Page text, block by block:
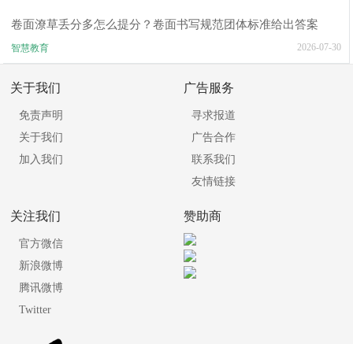
卷面潦草丢分多怎么提分？卷面书写规范团体标准给出答案
智慧教育 2026-07-30
关于我们
免责声明
关于我们
加入我们
广告服务
寻求报道
广告合作
联系我们
友情链接
关注我们
官方微信
新浪微博
腾讯微博
Twitter
赞助商